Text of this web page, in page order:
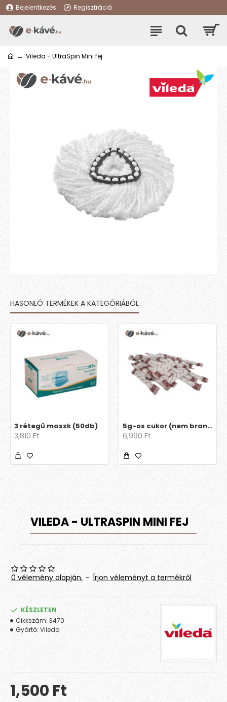
Bejelentkezés Regisztráció
Vileda - UltraSpin Mini fej
HASONLÓ TERMÉKEK A KATEGÓRIÁBÓL
3 rétegű maszk (50db)
3,810 Ft
5g-os cukor (nem brandingelt)
6,990 Ft
VILEDA - ULTRASPIN MINI FEJ
0 vélemény alapján. - Írjon véleményt a termékről
1,500 Ft
KÉSZLETEN
Cikkszám: 3470
Gyártó: Vileda